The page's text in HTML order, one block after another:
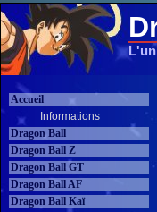
Accueil
Informations
Dragon Ball
Dragon Ball Z
Dragon Ball GT
Dragon Ball AF
Dragon Ball Kaï